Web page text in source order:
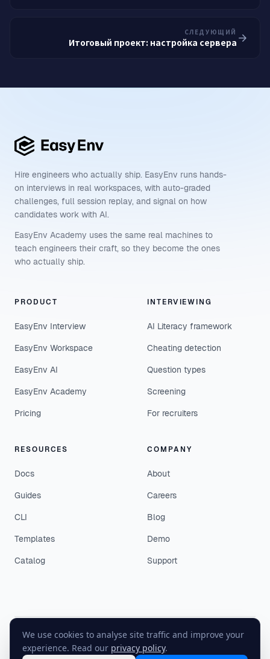
We use cookies to analyse site traffic and improve your
experience. Read our privacy policy.
СЛЕДУЮЩИЙ
Итоговый проект: настройка сервера
Hire engineers who actually ship. EasyEnv runs hands-
on interviews in real workspaces, with auto-graded
challenges, full session replay, and signal on how
candidates work with AI.
EasyEnv Academy uses the same real machines to
teach engineers their craft, so they become the ones
who actually ship.
PRODUCT
EasyEnv Interview
EasyEnv Workspace
EasyEnv AI
EasyEnv Academy
Pricing
INTERVIEWING
AI Literacy framework
Cheating detection
Question types
Screening
For recruiters
RESOURCES
Docs
Guides
CLI
Templates
Catalog
COMPANY
About
Careers
Blog
Demo
Support
©2026EasyEnv. All rights reserved.
Terms
· Privacy · Status